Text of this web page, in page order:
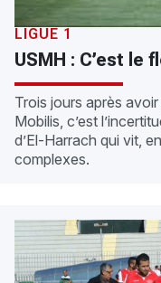
LIGUE 1
USMH : C’est le
Trois jours après
Mobilis, c’est
d’El-Harrach qui vit,
complexes.